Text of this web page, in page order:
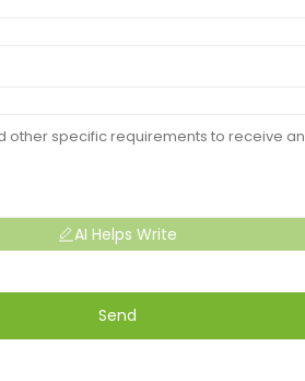
AI Helps Write
Send